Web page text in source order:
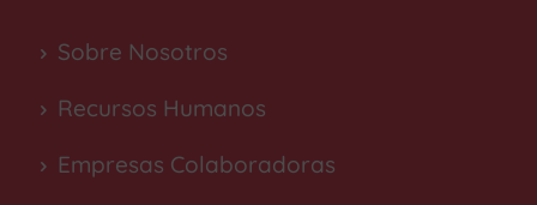
Sobre Nosotros
Recursos Humanos
Empresas Colaboradoras